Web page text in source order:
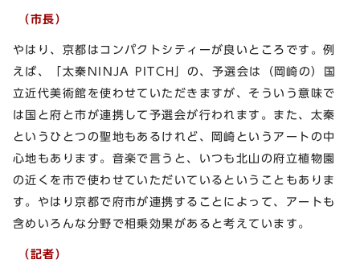
（市長）
やはり、京都はコンパクトシティーが良いところです。例
えば、「太秦NINJA PITCH」の、予選会は（岡崎の）国
立近代美術館を使わせていただきますが、そういう意味で
は国と府と市が連携して予選会が行われます。また、太秦
というひとつの聖地もあるけれど、岡崎というアートの中
心地もあります。音楽で言うと、いつも北山の府立植物園
の近くを市で使わせていただいているということもありま
す。やはり京都で府市が連携することによって、アートも
含めいろんな分野で相乗効果があると考えています。
（記者）